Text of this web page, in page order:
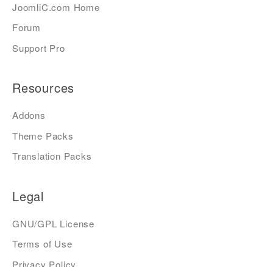
JoomliC.com Home
Forum
Support Pro
Resources
Addons
Theme Packs
Translation Packs
Legal
GNU/GPL License
Terms of Use
Privacy Policy